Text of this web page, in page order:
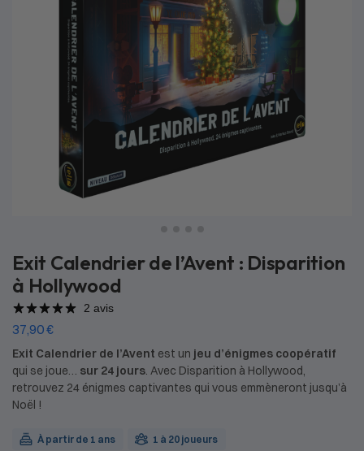
Exit Calendrier de l’Avent : Disparition
à Hollywood
2 avis
37,90€
Exit Calendrier de l’Avent est un jeu d’énigmes coopératif
qui se joue… sur 24 jours. Avec Disparition à Hollywood,
retrouvez 24 énigmes captivantes qui vous emmèneront jusqu’à
Noël !
À partir de 1 ans 1 à 20 joueurs